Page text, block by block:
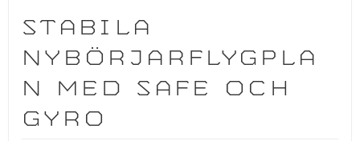
STABILA
NYBÖRJARFLYGPLA
N MED SAFE OCH
GYRO